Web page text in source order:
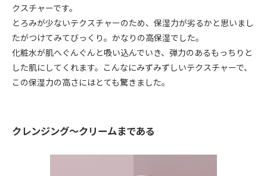
クスチャーです。
とろみが少ないテクスチャーのため、保湿力が劣るかと思いまし
たがつけてみてびっくり。かなりの高保湿でした。
化粧水が肌へぐんぐんと吸い込んでいき、弾力のあるもっちりと
した肌にしてくれます。こんなにみずみずしいテクスチャーで、
この保湿力の高さにはとても驚きました。
クレンジング～クリームまである